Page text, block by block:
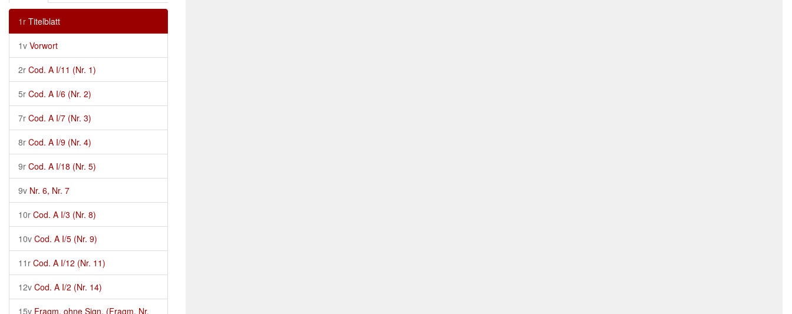
1r Titelblatt
1v Vorwort
2r Cod. A I/11 (Nr. 1)
5r Cod. A I/6 (Nr. 2)
7r Cod. A I/7 (Nr. 3)
8r Cod. A I/9 (Nr. 4)
9r Cod. A I/18 (Nr. 5)
9v Nr. 6, Nr. 7
10r Cod. A I/3 (Nr. 8)
10v Cod. A I/5 (Nr. 9)
11r Cod. A I/12 (Nr. 11)
12v Cod. A I/2 (Nr. 14)
15v Fragm. ohne Sign. (Fragm. Nr.